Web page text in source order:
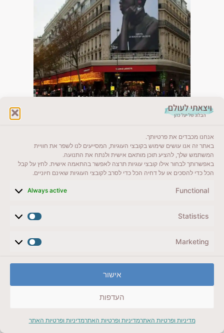
אנחנו מכבדים את פרטיותך.
באתר זה אנו עושים שימוש בקובצי העוגיות, המסייעים לנו לשפר את חוויית
המשתמש שלך, להציע תוכן מותאם אישית ולנתח את התנועה.
באפשרותך לבחור אילו קובצי עוגיות תרצה לאפשר בהתאמה אישית. לחץ על קבל
הכל כדי להסכים או על דחיה הכל כדי לסרב לקובצי העוגיות שאינם חיוניים.
Functional
Always active
Statistics
Marketing
אישור
העדפות
מדיניות ופרטיות האתרמדיניות ופרטיות האתרמדיניות ופרטיות האתר